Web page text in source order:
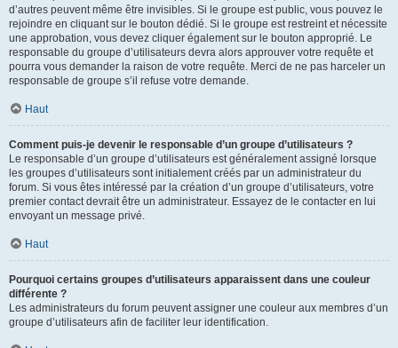
d’autres peuvent même être invisibles. Si le groupe est public, vous pouvez le
rejoindre en cliquant sur le bouton dédié. Si le groupe est restreint et nécessite
une approbation, vous devez cliquer également sur le bouton approprié. Le
responsable du groupe d’utilisateurs devra alors approuver votre requête et
pourra vous demander la raison de votre requête. Merci de ne pas harceler un
responsable de groupe s’il refuse votre demande.
Haut
Comment puis-je devenir le responsable d’un groupe d’utilisateurs ?
Le responsable d’un groupe d’utilisateurs est généralement assigné lorsque
les groupes d’utilisateurs sont initialement créés par un administrateur du
forum. Si vous êtes intéressé par la création d’un groupe d’utilisateurs, votre
premier contact devrait être un administrateur. Essayez de le contacter en lui
envoyant un message privé.
Haut
Pourquoi certains groupes d’utilisateurs apparaissent dans une couleur
différente ?
Les administrateurs du forum peuvent assigner une couleur aux membres d’un
groupe d’utilisateurs afin de faciliter leur identification.